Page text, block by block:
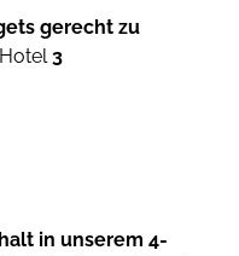
gerecht zu
3
in unserem 4-